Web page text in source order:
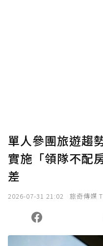
單人參團旅遊趨
實施「領隊不配
差
2026-07-31 21:02 旅奇傳媒